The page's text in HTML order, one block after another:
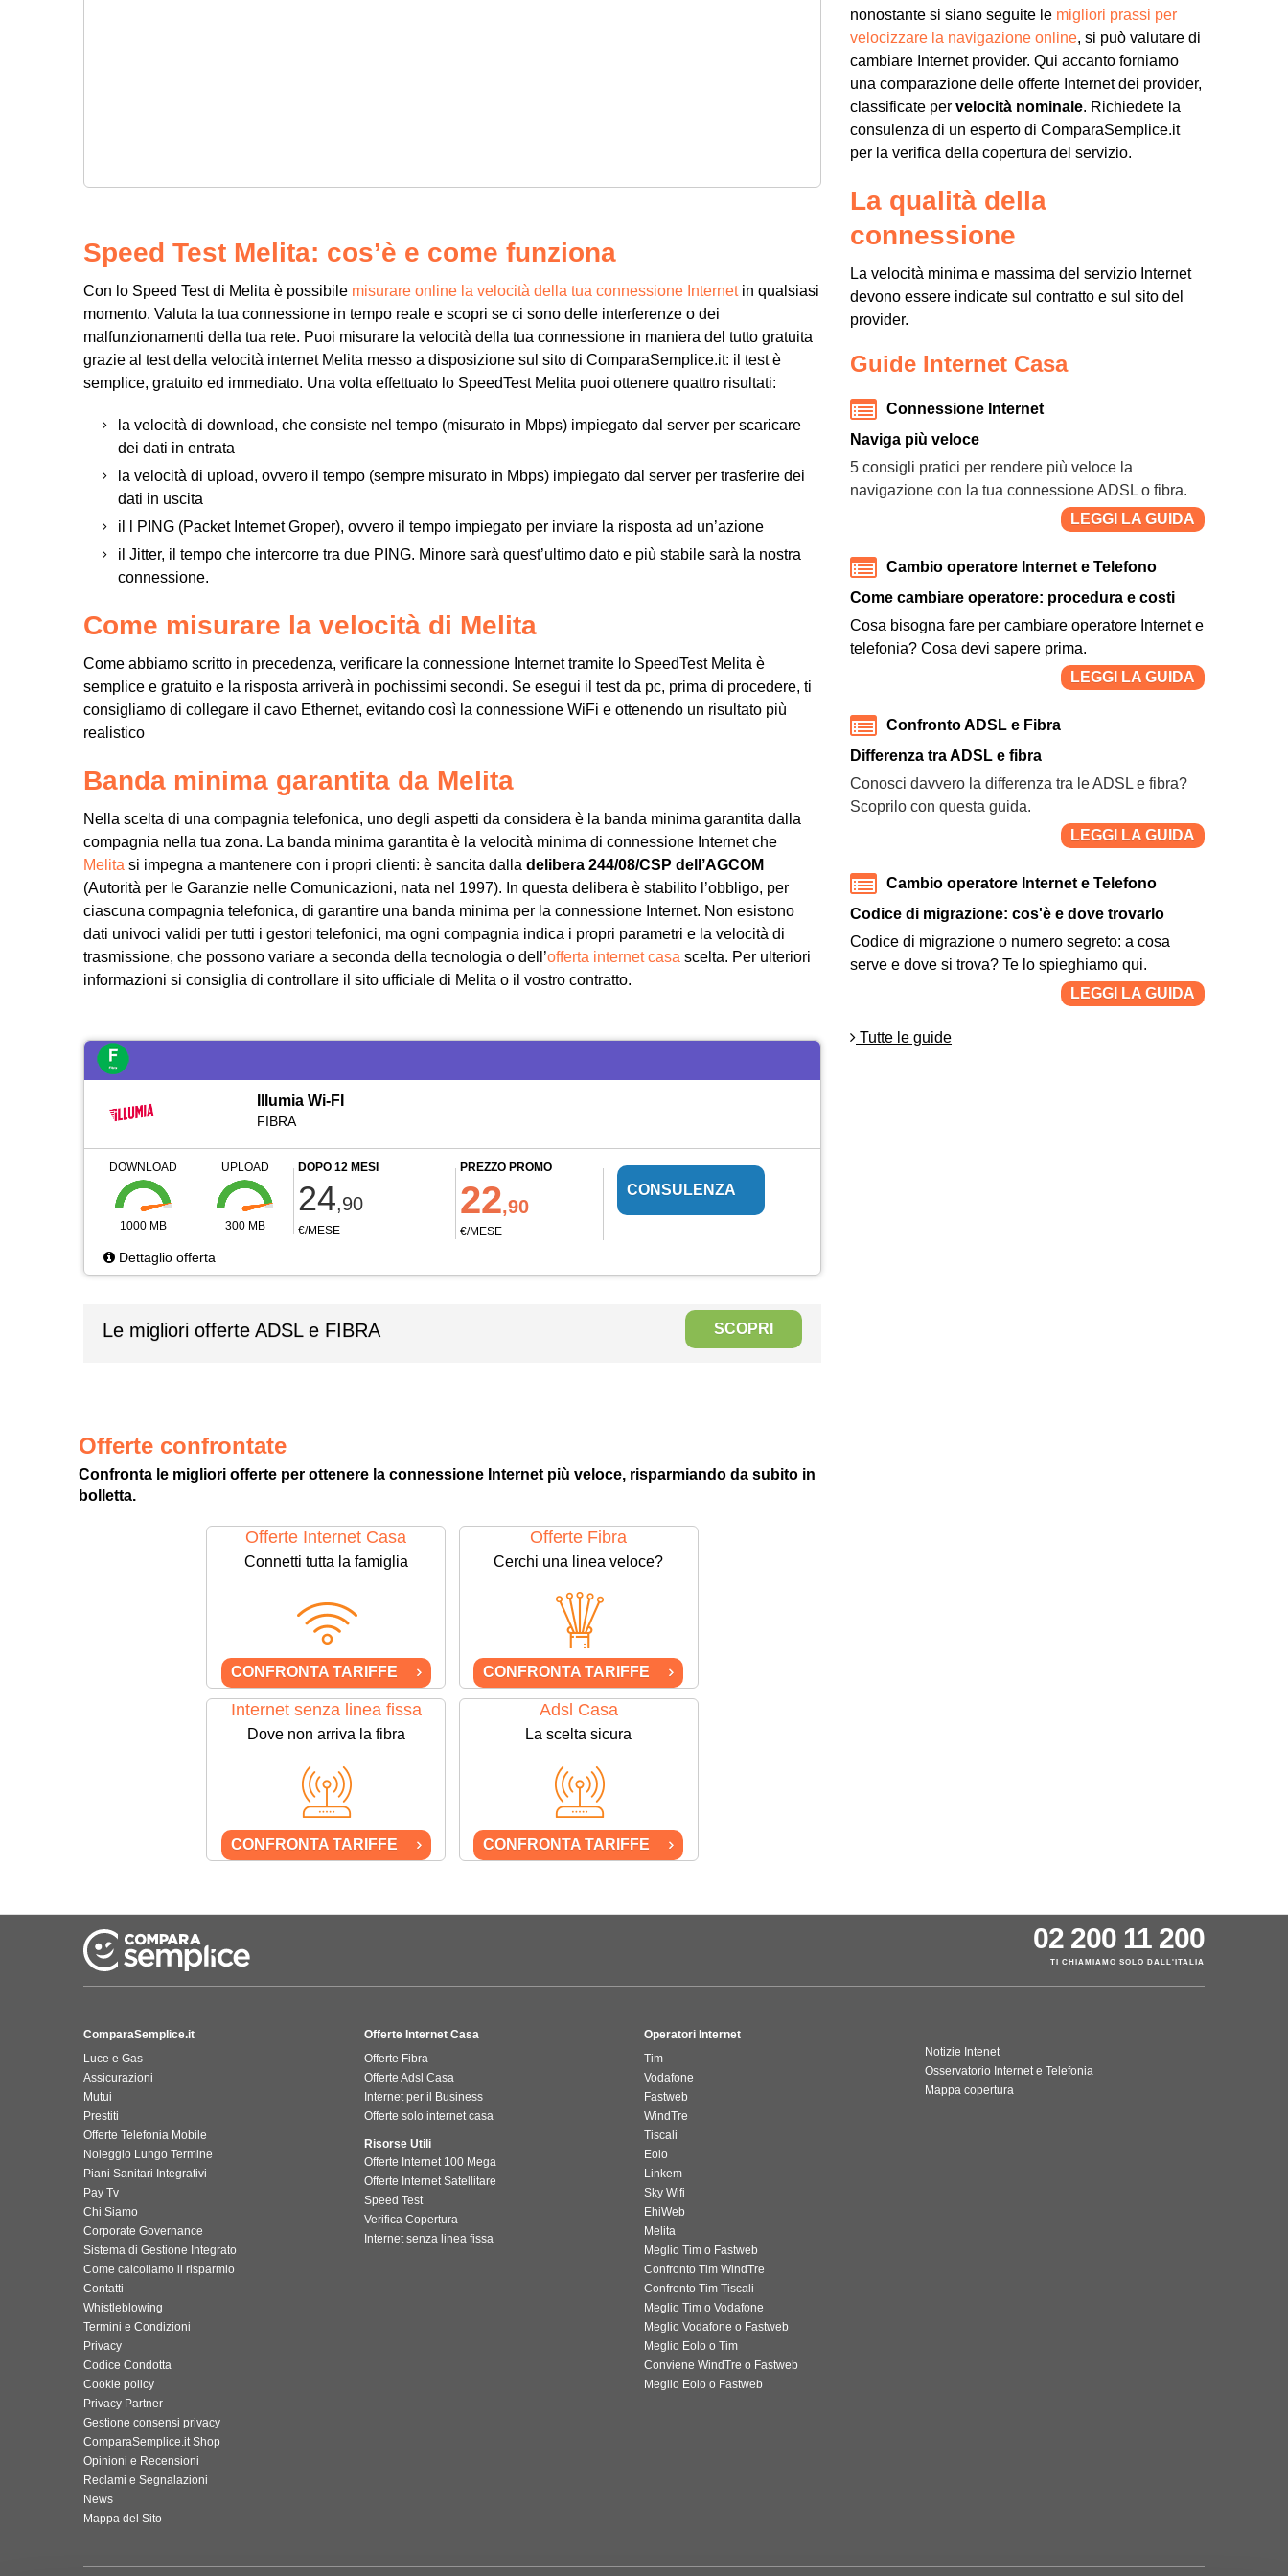
Speed Test Melita: cos’è e come funziona
Con lo Speed Test di Melita è possibile misurare online la velocità della tua connessione Internetin qualsiasi
momento. Valuta la tua connessione in tempo reale e scopri se ci sono delle interferenze o dei
malfunzionamenti della tua rete. Puoi misurare la velocità della tua connessione in maniera del tutto gratuita
grazie al test della velocità internet Melita messo a disposizione sul sito di ComparaSemplice.it: il test è
semplice, gratuito ed immediato. Una volta effettuato lo SpeedTest Melita puoi ottenere quattro risultati:
la velocità di download, che consiste nel tempo (misurato in Mbps) impiegato dal server per scaricare
dei dati in entrata
la velocità di upload, ovvero il tempo (sempre misurato in Mbps) impiegato dal server per trasferire dei
dati in uscita
il l PING (Packet Internet Groper), ovvero il tempo impiegato per inviare la risposta ad un’azione
il Jitter, il tempo che intercorre tra due PING. Minore sarà quest’ultimo dato e più stabile sarà la nostra
connessione.
Come misurare la velocità di Melita
Come abbiamo scritto in precedenza, verificare la connessione Internet tramite lo SpeedTest Melita è
semplice e gratuito e la risposta arriverà in pochissimi secondi. Se esegui il test da pc, prima di procedere, ti
consigliamo di collegare il cavo Ethernet, evitando così la connessione WiFi e ottenendo un risultato più
realistico
Banda minima garantita da Melita
Nella scelta di una compagnia telefonica, uno degli aspetti da considera è la banda minima garantita dalla
compagnia nella tua zona. La banda minima garantita è la velocità minima di connessione Internet che
Melita si impegna a mantenere con i propri clienti: è sancita dalla delibera 244/08/CSP dell’AGCOM
(Autorità per le Garanzie nelle Comunicazioni, nata nel 1997). In questa delibera è stabilito l’obbligo, per
ciascuna compagnia telefonica, di garantire una banda minima per la connessione Internet. Non esistono
dati univoci validi per tutti i gestori telefonici, ma ogni compagnia indica i propri parametri e la velocità di
trasmissione, che possono variare a seconda della tecnologia o dell’offerta internet casa scelta. Per ulteriori
informazioni si consiglia di controllare il sito ufficiale di Melita o il vostro contratto.
Illumia Wi-FI
FIBRA
DOWNLOAD
1000 MB
UPLOAD
300 MB
DOPO 12 MESI
24,90
€/MESE
PREZZO PROMO
22,90
€/MESE
CONSULENZA
Dettaglio offerta
Le migliori offerte ADSL e FIBRA SCOPRI
Offerte confrontate
Confronta le migliori offerte per ottenere la connessione Internet più veloce, risparmiando da subito in
bolletta.
Offerte Internet Casa
Connetti tutta la famiglia
CONFRONTA TARIFFE
Offerte Fibra
Cerchi una linea veloce?
CONFRONTA TARIFFE
Internet senza linea fissa
Dove non arriva la fibra
CONFRONTA TARIFFE
Adsl Casa
La scelta sicura
CONFRONTA TARIFFE
nonostante si siano seguite le migliori prassi per
velocizzare la navigazione online, si può valutare di
cambiare Internet provider. Qui accanto forniamo
una comparazione delle offerte Internet dei provider,
classificate per velocità nominale. Richiedete la
consulenza di un esperto di ComparaSemplice.it
per la verifica della copertura del servizio.
La qualità della
connessione
La velocità minima e massima del servizio Internet
devono essere indicate sul contratto e sul sito del
provider.
Guide Internet Casa
Connessione Internet
Naviga più veloce
5 consigli pratici per rendere più veloce la
navigazione con la tua connessione ADSL o fibra.
LEGGI LA GUIDA
Cambio operatore Internet e Telefono
Come cambiare operatore: procedura e costi
Cosa bisogna fare per cambiare operatore Internet e
telefonia? Cosa devi sapere prima.
LEGGI LA GUIDA
Confronto ADSL e Fibra
Differenza tra ADSL e fibra
Conosci davvero la differenza tra le ADSL e fibra?
Scoprilo con questa guida.
LEGGI LA GUIDA
Cambio operatore Internet e Telefono
Codice di migrazione: cos'è e dove trovarlo
Codice di migrazione o numero segreto: a cosa
serve e dove si trova? Te lo spieghiamo qui.
LEGGI LA GUIDA
Tutte le guide
TI CHIAMIAMO SOLO DALL'ITALIA
02 200 11 200
ComparaSemplice.it
Luce e Gas
Assicurazioni
Mutui
Prestiti
Offerte Telefonia Mobile
Noleggio Lungo Termine
Piani Sanitari Integrativi
Pay Tv
Chi Siamo
Corporate Governance
Sistema di Gestione Integrato
Come calcoliamo il risparmio
Contatti
Whistleblowing
Termini e Condizioni
Privacy
Codice Condotta
Cookie policy
Privacy Partner
Gestione consensi privacy
ComparaSemplice.it Shop
Opinioni e Recensioni
Reclami e Segnalazioni
News
Mappa del Sito
Offerte Internet Casa
Offerte Fibra
Offerte Adsl Casa
Internet per il Business
Offerte solo internet casa
Risorse Utili
Offerte Internet 100 Mega
Offerte Internet Satellitare
Speed Test
Verifica Copertura
Internet senza linea fissa
Operatori Internet
Tim
Vodafone
Fastweb
WindTre
Tiscali
Eolo
Linkem
Sky Wifi
EhiWeb
Melita
Meglio Tim o Fastweb
Confronto Tim WindTre
Confronto Tim Tiscali
Meglio Tim o Vodafone
Meglio Vodafone o Fastweb
Meglio Eolo o Tim
Conviene WindTre o Fastweb
Meglio Eolo o Fastweb
Notizie Intenet
Osservatorio Internet e Telefonia
Mappa copertura